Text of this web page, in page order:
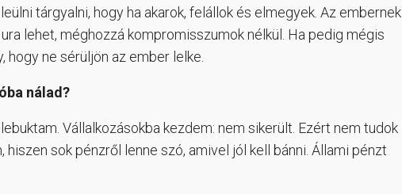
tárgyalni, hogy ha akarok, felállok és elmegyek. Az embernek
lehet, méghozzá kompromisszumok nélkül. Ha pedig mégis
ne sérüljön az ember lelke.
nálad?
Vállalkozásokba kezdem: nem sikerült. Ezért nem tudok
sok pénzről lenne szó, amivel jól kell bánni. Állami pénzt